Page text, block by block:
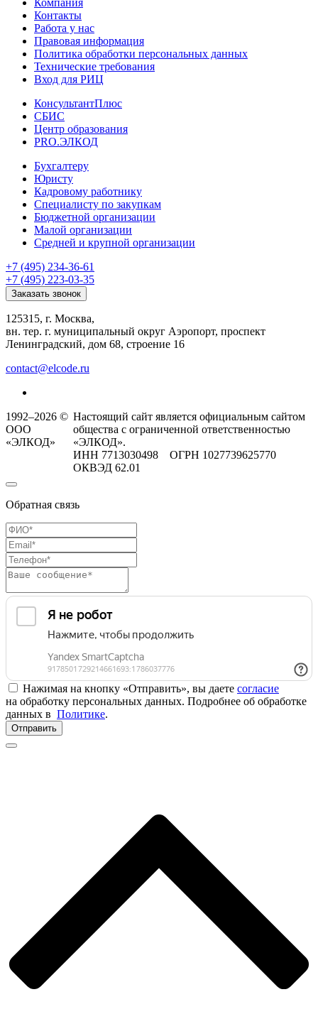
Контакты
Работа у нас
Правовая информация
Политика обработки персональных данных
Технические требования
Вход для РИЦ
КонсультантПлюс
СБИС
Центр образования
PRO.ЭЛКОД
Бухгалтеру
Юристу
Кадровому работнику
Специалисту по закупкам
Бюджетной организации
Малой организации
Средней и крупной организации
+7 (495) 234-36-61
+7 (495) 223-03-35
Заказать звонок
125315, г. Москва,
вн. тер. г. муниципальный округ Аэропорт, проспект
Ленинградский, дом 68, строение 16
contact@elcode.ru
1992–2026 ©
ООО
«ЭЛКОД»
Настоящий сайт является официальным сайтом
общества с ограниченной ответственностью
«ЭЛКОД».
ИНН 7713030498 ОГРН 1027739625770
ОКВЭД 62.01
Обратная связь
Нажимая на кнопку «Отправить», вы даете согласие
на обработку персональных данных. Подробнее об обработке
данных в Политике.
Отправить